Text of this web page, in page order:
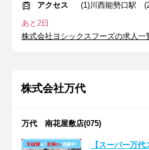
アクセス
あと2日
株式会社ヨシックスフーズの求人一
株式会社万代
万代 南花屋敷店(075)
【スーパー万